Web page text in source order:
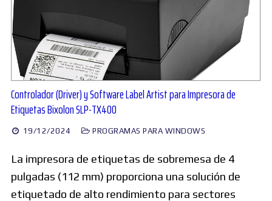
Controlador (Driver) y Software Label Artist para Impresora de
Etiquetas Bixolon SLP-TX400
19/12/2024 PROGRAMAS PARA WINDOWS
La impresora de etiquetas de sobremesa de 4
pulgadas (112 mm) proporciona una solución de
etiquetado de alto rendimiento para sectores